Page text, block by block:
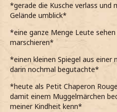
*gerade die Kusche verlass und
Gelände umblick*
*eine ganze Menge Leute
marschieren*
*einen kleinen Spiegel aus einer
darin nochmal begutachte*
*heute als Petit Chaperon
damit einem Muggelmärchen
meiner Kindheit kenn*